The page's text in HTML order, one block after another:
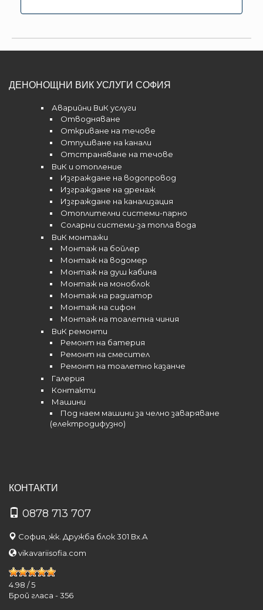
ДЕНОНОЩНИ ВИК УСЛУГИ СОФИЯ
Аварийни ВиК услуги
Отводняване
Откриване на течове
Отпушване на канали
Отстраняване на течове
ВиК и отопление
Изграждане на водопровод
Изграждане на дренаж
Изграждане на канализация
Отоплителни системи-парно
Соларни системи-за топла вода
ВиК монтажи
Монтаж на бойлер
Монтаж на водомер
Монтаж на душ кабина
Монтаж на моноблок
Монтаж на радиатор
Монтаж на сифон
Монтаж на тоалетна чиния
ВиК ремонти
Ремонт на батерия
Ремонт на смесител
Ремонт на тоалетно казанче
Галерия
Контакти
Машини
Под наем машини за челно заваряване
(електродифузно)
КОНТАКТИ
0878 713 707
София, жк. Дружба блок 301 Вх.А
vikavariisofia.com
4.98 /5
Брой гласа -356